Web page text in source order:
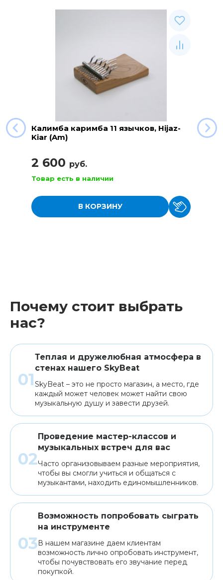
Калимба каримба 11 язычков, Hijaz-
Kiar (Am)
2 600 руб.
Товар есть в наличии
В КОРЗИНУ
Почему стоит выбрать
нас?
Теплая и дружелюбная атмосфера в
стенах нашего SkyBeat
SkyBeat – это не просто магазин, а место, где
каждый может человек может найти свою
музыкальную душу и завести друзей.
Проведение мастер-классов и
музыкальных встреч для вас
Часто организовываем разные мероприятия,
чтобы вы смогли учиться и общаться с
музыкантами, находить единомышленников.
Возможность попробовать сыграть
на инструменте
В нашем магазине даем клиентам
возможность лично опробовать инструмент,
чтобы почувствовать его звучание перед
покупкой.